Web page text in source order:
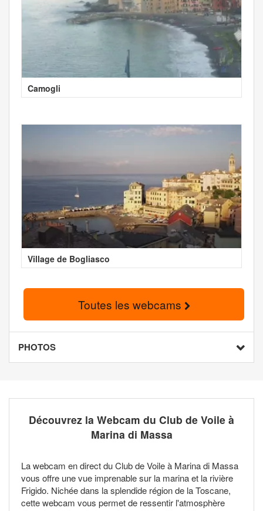
Camogli
Village de Bogliasco
Toutes les webcams
PHOTOS
Découvrez la Webcam du Club de Voile à
Marina di Massa
La webcam en direct du Club de Voile à Marina di Massa
vous offre une vue imprenable sur la marina et la rivière
Frigido. Nichée dans la splendide région de la Toscane,
cette webcam vous permet de ressentir l'atmosphère